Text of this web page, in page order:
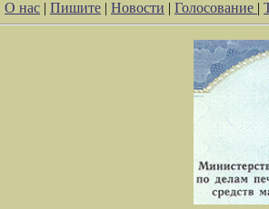
О нас | Пишите | Новости | Голосование |